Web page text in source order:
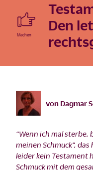
Den
von Dagmar
“Wenn ich mal sterbe,
meinen Schmuck”,
leider kein Testament
Schmuck mit dem